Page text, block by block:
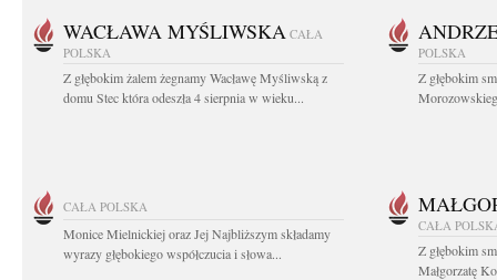
WACŁAWA MYŚLIWSKA CAŁA
POLSKA
Z głębokim żalem żegnamy Wacławę Myśliwską z
domu Stec która odeszła 4 sierpnia w wieku...
POLSKA
Z głębokim
CAŁA POLSKA
Monice Mielnickiej oraz Jej Najbliższym składamy
wyrazy głębokiego współczucia i słowa...
CAŁA
Z głębokim
Małgorzatę